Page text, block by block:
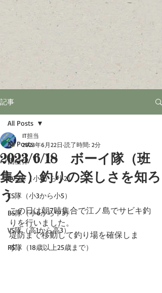
記事
All Posts
団全体
BVS隊（小1から小2）
CS隊（小3から小5）
BS隊（小6から中3）
VS隊（高1から高3）
RS隊（18歳以上25歳まで）
All Posts
2023/6/18 ボーイ隊（班
集会）釣りの楽しさを知ろ
う
IT担当
2023年6月22日 読了時間: 2分
この日は朝7時集合で江ノ島でサビキ釣
りを行いました。
堤防まで移動して釣り場を確保しま
す。